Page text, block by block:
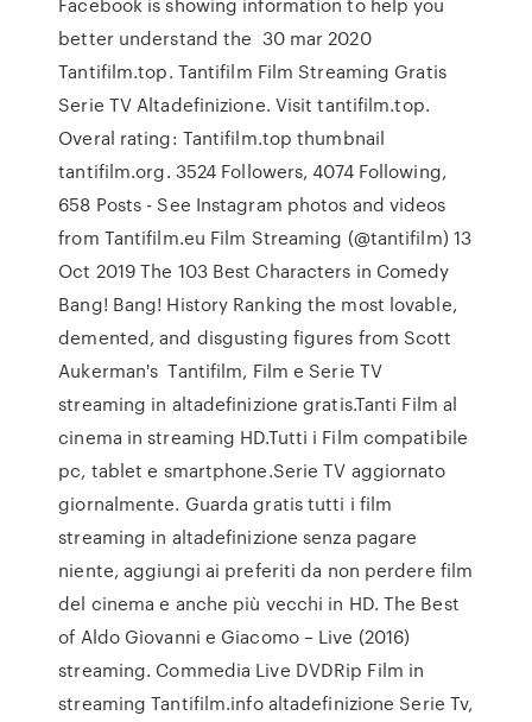
better understand the 30 mar 2020
Tantifilm.top. Tantifilm Film Streaming Gratis
Serie TV Altadefinizione. Visit tantifilm.top.
Overal rating: Tantifilm.top thumbnail
tantifilm.org. 3524 Followers, 4074 Following,
658 Posts - See Instagram photos and videos
from Tantifilm.eu Film Streaming (@tantifilm) 13
Oct 2019 The 103 Best Characters in Comedy
Bang! Bang! History Ranking the most lovable,
demented, and disgusting figures from Scott
Aukerman's Tantifilm, Film e Serie TV
streaming in altadefinizione gratis.Tanti Film al
cinema in streaming HD.Tutti i Film compatibile
pc, tablet e smartphone.Serie TV aggiornato
giornalmente. Guarda gratis tutti i film
streaming in altadefinizione senza pagare
niente, aggiungi ai preferiti da non perdere film
del cinema e anche più vecchi in HD. The Best
of Aldo Giovanni e Giacomo – Live (2016)
streaming. Commedia Live DVDRip Film in
streaming Tantifilm.info altadefinizione Serie Tv,